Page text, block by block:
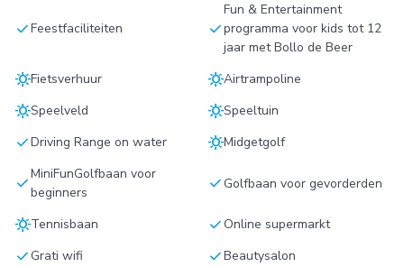
checkFeestfaciliteiten check
Fun & Entertainment
programma voor kids tot 12
jaar met Bollo de Beer
sunnyFietsverhuur sunnyAirtrampoline
sunnySpeelveld sunnySpeeltuin
checkDriving Range on water sunnyMidgetgolf
checkMiniFunGolfbaan voor
beginners
check Golfbaan voor gevorderden
sunnyTennisbaan check Online supermarkt
check Grati wifi checkBeautysalon